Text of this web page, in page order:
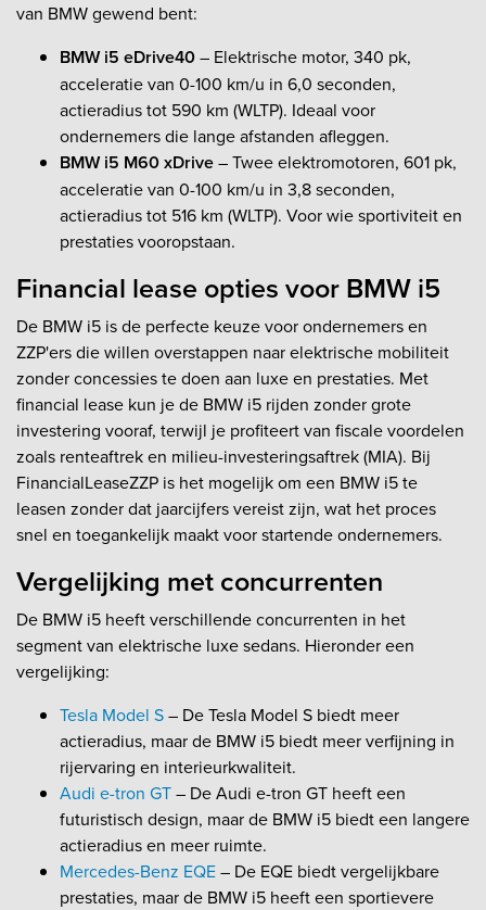
van BMW gewend bent:
BMW i5 eDrive40– Elektrische motor, 340 pk,
acceleratie van 0-100 km/u in 6,0 seconden,
actieradius tot 590 km (WLTP). Ideaal voor
ondernemers die lange afstanden afleggen.
BMW i5 M60 xDrive– Twee elektromotoren, 601 pk,
acceleratie van 0-100 km/u in 3,8 seconden,
actieradius tot 516 km (WLTP). Voor wie sportiviteit en
prestaties vooropstaan.
Financial lease opties voor BMW i5
De BMW i5 is de perfecte keuze voor ondernemers en
ZZP'ers die willen overstappen naar elektrische mobiliteit
zonder concessies te doen aan luxe en prestaties. Met
financial lease kun je de BMW i5 rijden zonder grote
investering vooraf, terwijl je profiteert van fiscale voordelen
zoals renteaftrek en milieu-investeringsaftrek (MIA). Bij
FinancialLeaseZZP is het mogelijk om een BMW i5 te
leasen zonder dat jaarcijfers vereist zijn, wat het proces
snel en toegankelijk maakt voor startende ondernemers.
Vergelijking met concurrenten
De BMW i5 heeft verschillende concurrenten in het
segment van elektrische luxe sedans. Hieronder een
vergelijking:
Tesla Model S– De Tesla Model S biedt meer
actieradius, maar de BMW i5 biedt meer verfijning in
rijervaring en interieurkwaliteit.
Audi e-tron GT– De Audi e-tron GT heeft een
futuristisch design, maar de BMW i5 biedt een langere
actieradius en meer ruimte.
Mercedes-Benz EQE– De EQE biedt vergelijkbare
prestaties, maar de BMW i5 heeft een sportievere